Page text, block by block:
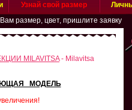
Узнай свой размер
цвет, пришлите заявку на
MILAVITSA- Milavitsa
МОДЕЛЬ